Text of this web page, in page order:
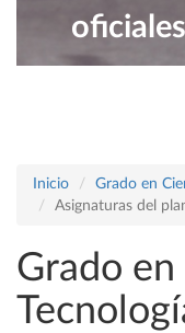
oficiales
Inicio
Grado en
Asignaturas del
Grado